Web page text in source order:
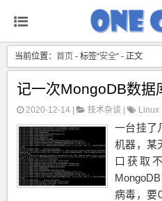
当前位置： 首页 - 标签“安全“ - 正文
记一次MongoDB数据
2020-12-14 | 技术杂谈 Linux
一台挂了
机器，某
口获取
病毒，要